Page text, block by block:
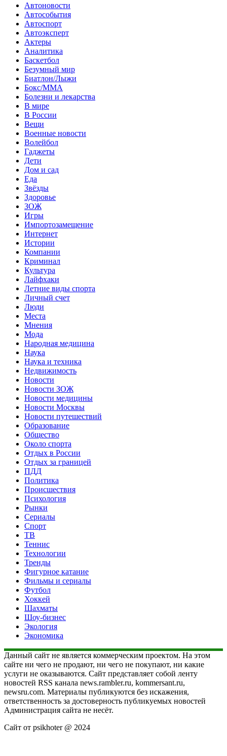
Автоновости
Автособытия
Автоспорт
Автоэксперт
Актеры
Аналитика
Баскетбол
Безумный мир
Биатлон/Лыжи
Бокс/MMA
Болезни и лекарства
В мире
В России
Вещи
Военные новости
Волейбол
Гаджеты
Дети
Дом и сад
Еда
Звёзды
Здоровье
ЗОЖ
Игры
Импортозамещение
Интернет
Истории
Компании
Криминал
Культура
Лайфхаки
Летние виды спорта
Личный счет
Люди
Места
Мнения
Мода
Народная медицина
Наука
Наука и техника
Недвижимость
Новости
Новости ЗОЖ
Новости медицины
Новости Москвы
Новости путешествий
Образование
Общество
Около спорта
Отдых в России
Отдых за границей
ПДД
Политика
Происшествия
Психология
Рынки
Сериалы
Спорт
ТВ
Теннис
Технологии
Тренды
Фигурное катание
Фильмы и сериалы
Футбол
Хоккей
Шахматы
Шоу-бизнес
Экология
Экономика
Данный сайт не является коммерческим проектом. На этом
сайте ни чего не продают, ни чего не покупают, ни какие
услуги не оказываются. Сайт представляет собой ленту
новостей RSS канала news.rambler.ru, kommersant.ru,
newsru.com. Материалы публикуются без искажения,
ответственность за достоверность публикуемых новостей
Администрация сайта не несёт.
Сайт от psikhoter @ 2024